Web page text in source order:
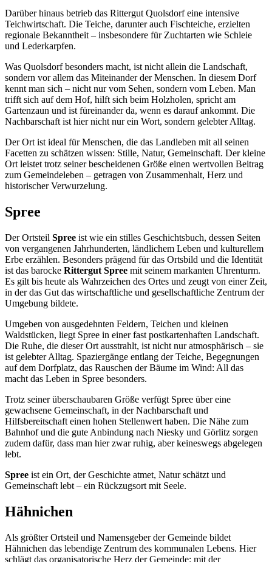
Darüber hinaus betrieb das Rittergut Quolsdorf eine intensive
Teichwirtschaft. Die Teiche, darunter auch Fischteiche, erzielten
regionale Bekanntheit – insbesondere für Zuchtarten wie Schleie
und Lederkarpfen.
Was Quolsdorf besonders macht, ist nicht allein die Landschaft,
sondern vor allem das Miteinander der Menschen. In diesem Dorf
kennt man sich – nicht nur vom Sehen, sondern vom Leben. Man
trifft sich auf dem Hof, hilft sich beim Holzholen, spricht am
Gartenzaun und ist füreinander da, wenn es darauf ankommt. Die
Nachbarschaft ist hier nicht nur ein Wort, sondern gelebter Alltag.
Der Ort ist ideal für Menschen, die das Landleben mit all seinen
Facetten zu schätzen wissen: Stille, Natur, Gemeinschaft. Der kleine
Ort leistet trotz seiner bescheidenen Größe einen wertvollen Beitrag
zum Gemeindeleben – getragen von Zusammenhalt, Herz und
historischer Verwurzelung.
Spree
Der Ortsteil Spree ist wie ein stilles Geschichtsbuch, dessen Seiten
von vergangenen Jahrhunderten, ländlichem Leben und kulturellem
Erbe erzählen. Besonders prägend für das Ortsbild und die Identität
ist das barocke Rittergut Spree mit seinem markanten Uhrenturm.
Es gilt bis heute als Wahrzeichen des Ortes und zeugt von einer Zeit,
in der das Gut das wirtschaftliche und gesellschaftliche Zentrum der
Umgebung bildete.
Umgeben von ausgedehnten Feldern, Teichen und kleinen
Waldstücken, liegt Spree in einer fast postkartenhaften Landschaft.
Die Ruhe, die dieser Ort ausstrahlt, ist nicht nur atmosphärisch – sie
ist gelebter Alltag. Spaziergänge entlang der Teiche, Begegnungen
auf dem Dorfplatz, das Rauschen der Bäume im Wind: All das
macht das Leben in Spree besonders.
Trotz seiner überschaubaren Größe verfügt Spree über eine
gewachsene Gemeinschaft, in der Nachbarschaft und
Hilfsbereitschaft einen hohen Stellenwert haben. Die Nähe zum
Bahnhof und die gute Anbindung nach Niesky und Görlitz sorgen
zudem dafür, dass man hier zwar ruhig, aber keineswegs abgelegen
lebt.
Spree ist ein Ort, der Geschichte atmet, Natur schätzt und
Gemeinschaft lebt – ein Rückzugsort mit Seele.
Hähnichen
Als größter Ortsteil und Namensgeber der Gemeinde bildet
Hähnichen das lebendige Zentrum des kommunalen Lebens. Hier
schlägt das organisatorische Herz der Gemeinde: mit der